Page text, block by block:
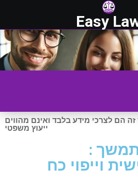
Easy
הם לצרכי מידע בלבד ואינם מהווים
ייעוץ משפטי
:
וייפוי כח